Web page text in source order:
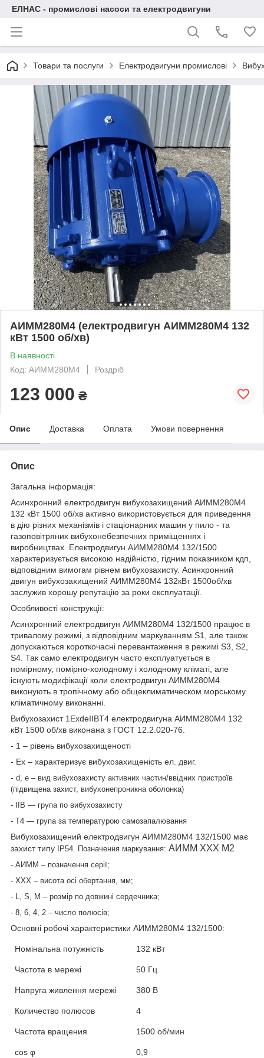
ЕЛНАС - промислові насоси та електродвигуни
Товари та послуги Електродвигуни промислові
АИММ280М4 (електродвигун АИММ280М4 132
кВт 1500 об/хв)
В наявності
Код: АИММ280М4
Роздріб
123 000 ₴
Опис Доставка Оплата Умови повернення
Опис
Загальна інформація:
Асинхронний електродвигун вибухозахищений АИММ280М4
132 кВт 1500 об/хв активно використовується для приведення
в дію різних механізмів і стаціонарних машин у пило - та
газоповітряних вибухонебезпечних приміщеннях і
виробництвах. Електродвигун АИММ280М4 132/1500
характеризується високою надійністю, гідним показником кдп,
відповідним вимогам рівнем вибухозахисту. Асинхронний
двигун вибухозахищений АИММ280М4 132кВт 1500об/хв
заслужив хорошу репутацію за роки експлуатації.
Особливості конструкції:
Асинхронний електродвигун АИММ280М4 132/1500 працює в
тривалому режимі, з відповідним маркуванням S1, але також
допускаються короткочасні перевантаження в режимі S3, S2,
S4. Так само електродвигун часто експлуатується в
помірному, помірно-холодному і холодному кліматі, але
існують модифікації коли електродвигун АИММ280М4
виконують в тропічному або общеклиматическом морському
кліматичному виконанні.
Вибухозахист 1ExdeIIBT4 електродвигуна АИММ280М4 132
кВт 1500 об/хв виконана з ГОСТ 12.2.020-76.
- 1 – рівень вибухозахищеності
- Ех – характеризує вибухозахищеність ел. двиг.
- d, е – вид вибухозахисту активних частин/ввідних пристроїв
(підвищена захист, вибухонепроникна оболонка)
- IIB ― група по вибухозахисту
- Т4 ― група за температурою самозапалювання
Вибухозахищений електродвигун АИММ280М4 132/1500 має
захист типу
IP54. Позначення маркування: АИММ ХХХ М2
- АИММ – позначення серії;
- ХХХ – висота осі обертання, мм;
- L, S, М – розмір по довжині сердечника;
- 8, 6, 4, 2 – число полюсів;
Основні робочі характеристики АИММ280М4 132/1500:
Номінальна потужність 132 кВт
Частота в мережі 50 Гц
Напруга живлення мережі 380 В
Количество полюсов 4
Частота вращения 1500 об/мин
cosφ 0,9